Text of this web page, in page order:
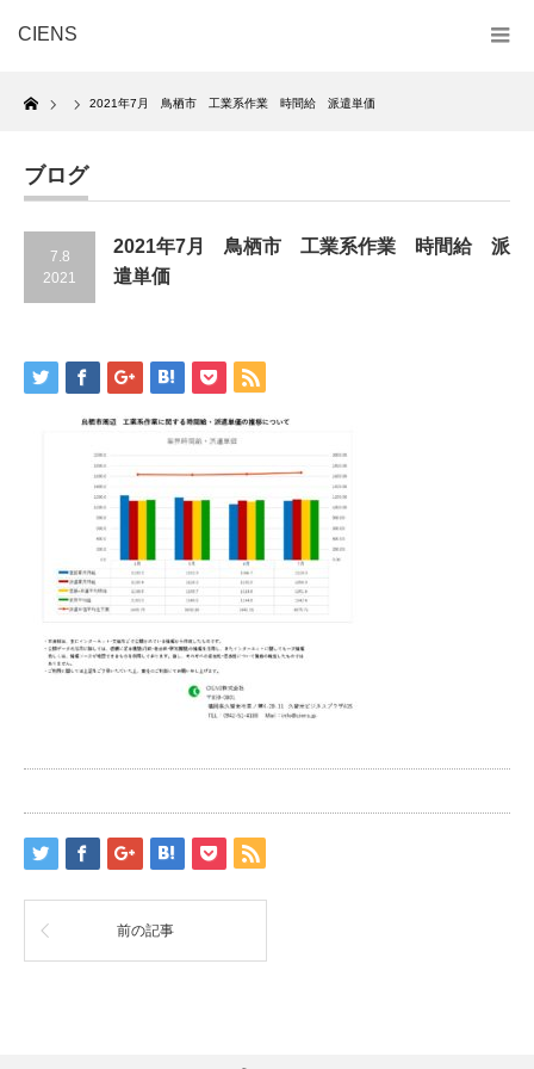
CIENS
Home
2021年7月 鳥栖市 工業系作業 時間給 派遣単価
ブログ
7.8
2021
2021年7月 鳥栖市 工業系作業 時間給 派
遣単価
前の記事